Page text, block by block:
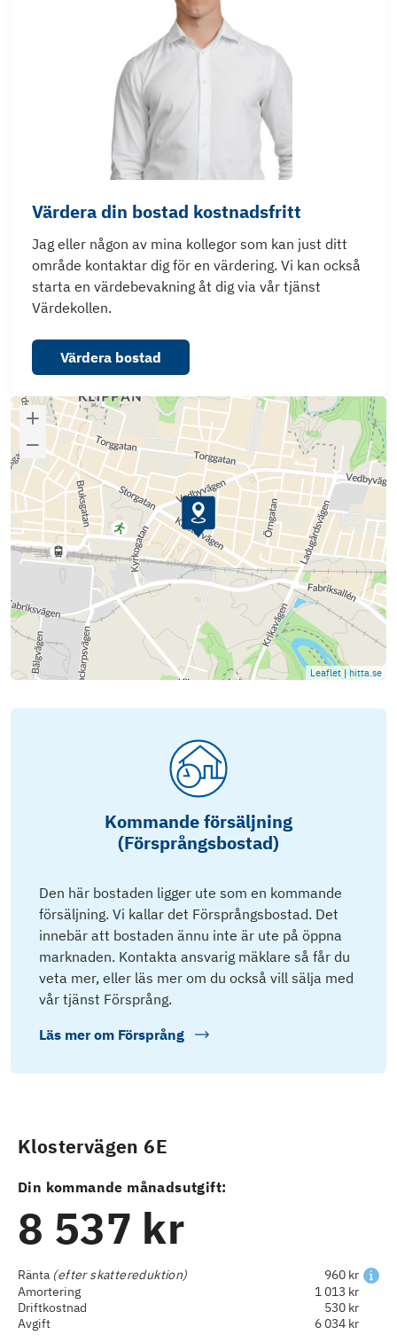
Värdera din bostad kostnadsfritt
Jag eller någon av mina kollegor som kan just ditt
område kontaktar dig för en värdering. Vi kan också
starta en värdebevakning åt dig via vår tjänst
Värdekollen.
Värdera bostad
Leaflet | hitta.se
Kommande försäljning
(Försprångsbostad)
Den här bostaden ligger ute som en kommande
försäljning. Vi kallar det Försprångsbostad. Det
innebär att bostaden ännu inte är ute på öppna
marknaden. Kontakta ansvarig mäklare så får du
veta mer, eller läs mer om du också vill sälja med
vår tjänst Försprång.
Läs mer om Försprång
Klostervägen 6E
Din kommande månadsutgift:
8 537 kr
Ränta (efter skattereduktion)
960 kr
Amortering
1 013 kr
Driftkostnad
530 kr
Avgift
6 034 kr